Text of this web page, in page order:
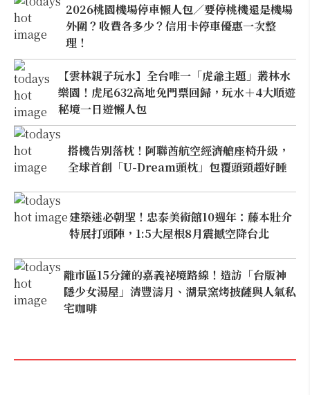
2026桃園機場停車懶人包／要停桃機還是機場
外圍？收費各多少？信用卡停車優惠一次整
理！
【雲林親子玩水】全台唯一「虎爺主題」叢林水
樂園！虎尾632高地免門票回歸，玩水＋4大順遊
秘境一日遊懶人包
搭機告別落枕！阿聯酋航空經濟艙座椅升級，
全球首創「U-Dream頭枕」包覆頭頸超好睡
建築迷必朝聖！忠泰美術館10週年：藤本壯介
特展打頭陣，1:5大屋根8月震撼空降台北
離市區15分鐘的嘉義祕境路線！造訪「台版神
隱少女湯屋」清豐濤月、湖景窯烤披薩與人氣私
宅咖啡